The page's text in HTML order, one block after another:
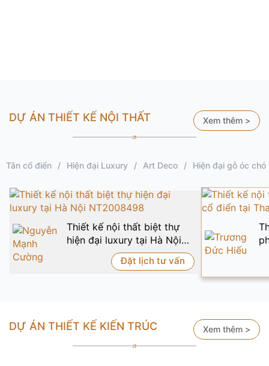
DỰ ÁN THIẾT KẾ NỘI THẤT Xem thêm >
Tân cổ điển / Hiện đại Luxury / Art Deco / Hiện đại gỗ óc chó
Thiết kế nội thất biệt thự
hiện đại luxury tại Hà Nội
NT2008498
Đặt lịch tư vấn
DỰ ÁN THIẾT KẾ KIẾN TRÚC Xem thêm >